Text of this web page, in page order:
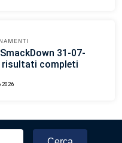
31-07-
risultati completi
2026